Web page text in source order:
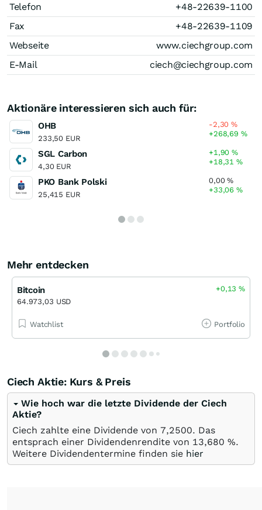
Telefon
+48-22639-1100
Fax
+48-22639-1109
Webseite
www.ciechgroup.com
E-Mail
ciech@ciechgroup.com
Aktionäre interessieren sich auch für:
OHB
233,50 EUR
-2,30%
+268,69 %
SGL Carbon
4,30 EUR
+1,90%
+18,31%
PKO Bank Polski
25,415 EUR
0,00%
+33,06%
Mehr entdecken
Bitcoin
64.973,03 USD
+0,13%
Watchlist Portfolio
Ciech Aktie: Kurs & Preis
Wie hoch war die letzte Dividende der Ciech
Aktie?
Ciech zahlte eine Dividende von 7,2500. Das
entsprach einer Dividendenrendite von 13,680 %.
Weitere Dividendentermine finden sie hier